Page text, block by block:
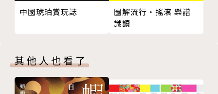
浜裕子
花藝與飲食空間配置師。從事花藝、室內設計及餐桌配
當成藝術為宗旨，經營「花生活空間」。除了在自家工
作室開設餐桌配置教室之外，也進行研討會、演講、執
筆、上電視等活動。著作有《日式餐桌布置》、《漆器
簡式晚餐布置
巧
關於色彩
色彩體系是什麼
中國琥珀賞玩誌
圖解流行‧搖滾 樂譜
識讀
其他人也看了